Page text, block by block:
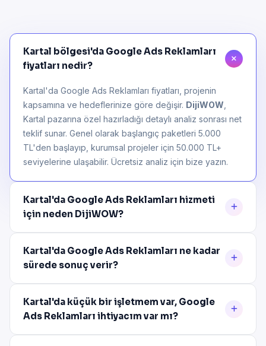
Kartal bölgesi'da Google Ads Reklamları
fiyatları nedir?
Kartal'da Google Ads Reklamları fiyatları, projenin
kapsamına ve hedeflerinize göre değişir. DijiWOW
Kartal pazarına özel hazırladığı detaylı analiz sonrası net
teklif sunar. Genel olarak başlangıç paketleri 5.000
TL'den başlayıp, kurumsal projeler için 50.000 TL+
seviyelerine ulaşabilir. Ücretsiz analiz için bize yazın.
Kartal'da Google Ads Reklamları hizmeti
için neden DijiWOW?
Kartal'da Google Ads Reklamları ne kadar
sürede sonuç verir?
Kartal'da küçük bir işletmem var, Google
Ads Reklamları ihtiyacım var mı?